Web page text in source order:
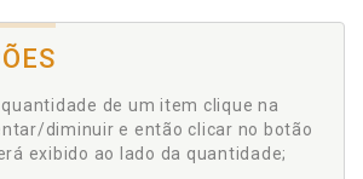
quantidade de um item clique na
diminuir e então clicar no botão
exibido ao lado da quantidade;